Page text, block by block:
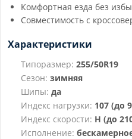
Комфортная езда без
Совместимость с
Характеристики
Типоразмер: 255/50R19
Сезон: зимняя
Шипы: да
Индекс нагрузки: 107 (до
Индекс скорости: H (до
Исполнение: